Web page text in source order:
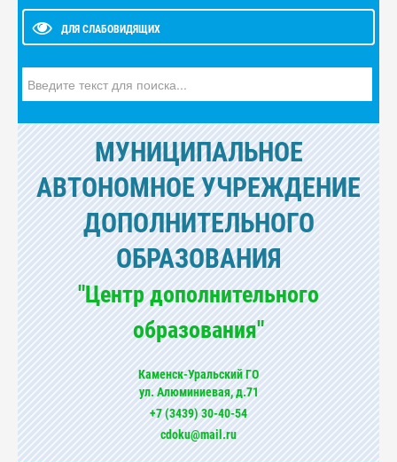
ДЛЯ СЛАБОВИДЯЩИХ
МУНИЦИПАЛЬНОЕ
АВТОНОМНОЕ УЧРЕЖДЕНИЕ
ДОПОЛНИТЕЛЬНОГО
ОБРАЗОВАНИЯ
"Центр дополнительного
образования"
Каменск-Уральский ГО
ул. Алюминиевая, д.71
+7 (3439) 30-40-54
cdoku@mail.ru